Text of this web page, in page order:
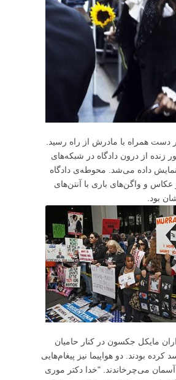
دست همراه با مادرش از راه رسید.
زنده از درون دادگاه در شبکه‌های
نمایش داده می‌شد. محوطه‌ی دادگاه
عکاس و واگن‌های باری با آنتن‌های
بود.
مایکل جکسون در کنار حامیان
کرده بودند. دو هواپیما نیز پیغام‌هایی
می‌چرخاندند. "خدا دکتر موری